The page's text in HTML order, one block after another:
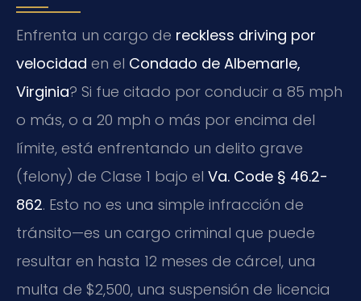
Enfrenta un cargo de reckless driving por
velocidad en el Condado de Albemarle,
Virginia? Si fue citado por conducir a 85 mph
o más, o a 20 mph o más por encima del
límite, está enfrentando un delito grave
(felony) de Clase 1 bajo el Va. Code § 46.2-
862. Esto no es una simple infracción de
tránsito—es un cargo criminal que puede
resultar en hasta 12 meses de cárcel, una
multa de $2,500, una suspensión de licencia